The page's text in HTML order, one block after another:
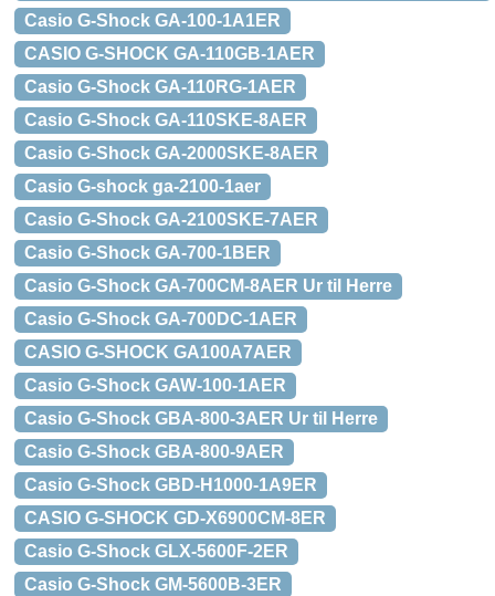
Casio G-Shock GA-100-1A1ER
CASIO G-SHOCK GA-110GB-1AER
Casio G-Shock GA-110RG-1AER
Casio G-Shock GA-110SKE-8AER
Casio G-Shock GA-2000SKE-8AER
Casio G-shock ga-2100-1aer
Casio G-Shock GA-2100SKE-7AER
Casio G-Shock GA-700-1BER
Casio G-Shock GA-700CM-8AER Ur til Herre
Casio G-Shock GA-700DC-1AER
CASIO G-SHOCK GA100A7AER
Casio G-Shock GAW-100-1AER
Casio G-Shock GBA-800-3AER Ur til Herre
Casio G-Shock GBA-800-9AER
Casio G-Shock GBD-H1000-1A9ER
CASIO G-SHOCK GD-X6900CM-8ER
Casio G-Shock GLX-5600F-2ER
Casio G-Shock GM-5600B-3ER